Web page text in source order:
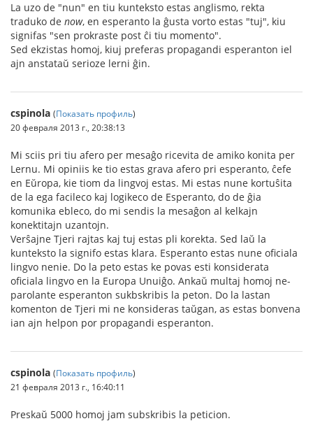
La uzo de "nun" en tiu kunteksto estas anglismo, rekta
traduko de now, en esperanto la ĝusta vorto estas "tuj", kiu
signifas "sen prokraste post ĉi tiu momento".
Sed ekzistas homoj, kiuj preferas propagandi esperanton iel
ajn anstataŭ serioze lerni ĝin.
cspinola (Показать профиль)
20 февраля 2013 г., 20:38:13
Mi sciis pri tiu afero per mesaĝo ricevita de amiko konita per
Lernu. Mi opiniis ke tio estas grava afero pri esperanto, ĉefe
en Eŭropa, kie tiom da lingvoj estas. Mi estas nune kortuŝita
de la ega facileco kaj logikeco de Esperanto, do de ĝia
komunika ebleco, do mi sendis la mesaĝon al kelkajn
konektitajn uzantojn.
Verŝajne Tjeri rajtas kaj tuj estas pli korekta. Sed laŭ la
kunteksto la signifo estas klara. Esperanto estas nune oficiala
lingvo nenie. Do la peto estas ke povas esti konsiderata
oficiala lingvo en la Europa Unuiĝo. Ankaŭ multaj homoj ne-
parolante esperanton sukbskribis la peton. Do la lastan
komenton de Tjeri mi ne konsideras taŭgan, as estas bonvena
ian ajn helpon por propagandi esperanton.
cspinola (Показать профиль)
21 февраля 2013 г., 16:40:11
Preskaŭ 5000 homoj jam subskribis la peticion.